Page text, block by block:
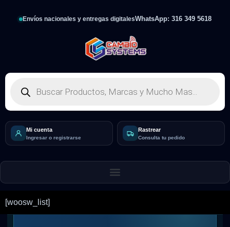
Envíos nacionales y entregas digitalesWhatsApp: 316 349 5618
Mi cuenta
Ingresar o registrarse
Rastrear
Consulta tu pedido
[woosw_list]